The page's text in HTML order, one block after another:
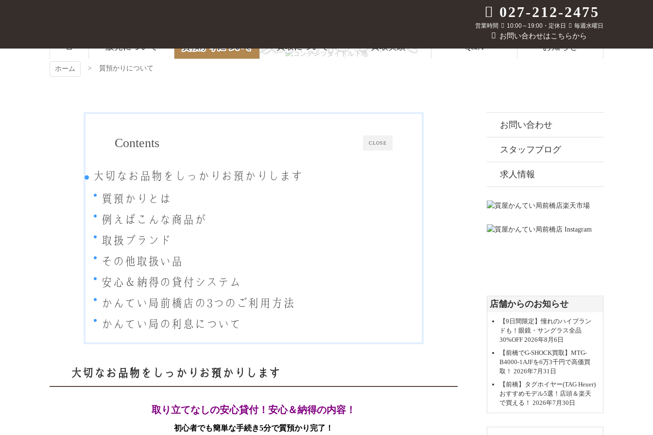
質屋かんてい局 前橋店
027-212-2475
営業時間 10:00～19:00・定休日 毎週水曜日
お問い合わせはこちらから
販売について 質預かりについて現在のページ
買取について 買取実績 Q&A お知らせ
ホーム 質預かりについて
お問い合わせ
スタッフブログ
求人情報
店舗からのお知らせ
【9日間限定】憧れのハイブラン
ドも！眼鏡・サングラス全品
30%OFF 2026年8月6日
【前橋でG-SHOCK買取】MTG-
B4000-1AJFを6万3千円で高価買
取！ 2026年7月31日
【前橋】タグホイヤー(TAG Heuer)
おすすめモデル5選！店頭＆楽天
で買える！ 2026年7月30日
CLOSE
Contents
大切なお品物をしっかりお預かりします
質預かりとは
例えばこんな商品が
取扱ブランド
その他取扱い品
安心＆納得の貸付システム
かんてい局前橋店の3つのご利用方法
かんてい局の利息について
大切なお品物をしっかりお預かりします
取り立てなしの安心貸付！安心＆納得の内容！
初心者でも簡単な手続き5分で質預かり完了！